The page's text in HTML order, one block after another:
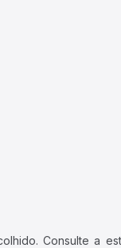
Consulte a